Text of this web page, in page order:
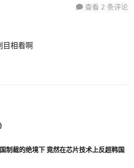
查看 2 条评论
目相看啊
制裁的绝境下 竟然在芯片技术上反超韩国